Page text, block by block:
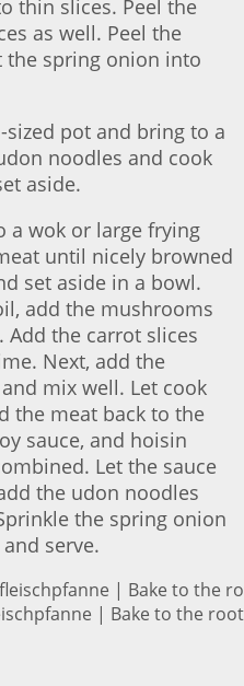
thin slices. Peel the
as well. Peel the
the spring onion into
pot and bring to a
noodles and cook
aside.
a wok or large frying
until nicely browned
set aside in a bowl.
add the mushrooms
the carrot slices
Next, add the
mix well. Let cook
the meat back to the
sauce, and hoisin
Let the sauce
the udon noodles
the spring onion
serve.
| Bake to the